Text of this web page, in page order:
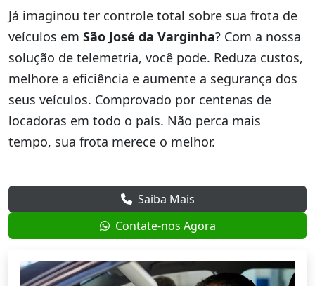
Já imaginou ter controle total sobre sua frota de
veículos em São José da Varginha? Com a nossa
solução de telemetria, você pode. Reduza custos,
melhore a eficiência e aumente a segurança dos
seus veículos. Comprovado por centenas de
locadoras em todo o país. Não perca mais
tempo, sua frota merece o melhor.
Saiba Mais
Contate-nos Agora